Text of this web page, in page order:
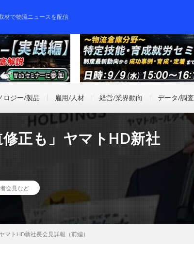
材で物流ニュースを配信
ロジー/製品 雇用/人材 経営/業界動向 データ/調査
正も」ヤマトHD新社
会見など
マトHD新社長会見詳報（前編）